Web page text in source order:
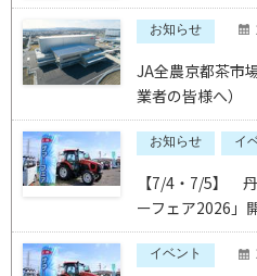
お知らせ
JA全農京都茶市
業者の皆様へ）
お知らせ イ
【7/4・7/5】
ーフェア2026」
イベント